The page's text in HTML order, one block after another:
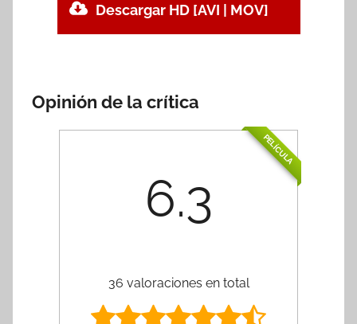
Descargar HD [AVI | MOV]
Opinión de la crítica
PELÍCULA
6.3
36 valoraciones en total